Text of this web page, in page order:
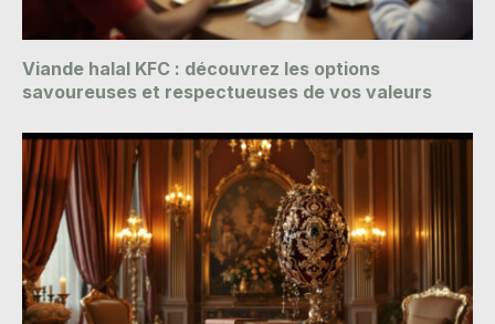
Viande halal KFC : découvrez les options
savoureuses et respectueuses de vos valeurs